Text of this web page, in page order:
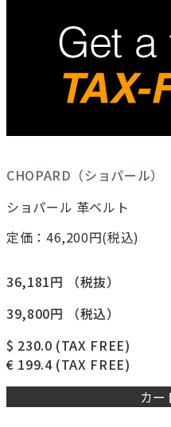
CHOPARD（ショパール）
ショパール 革ベルト
定価：46,200円(税込)
36,181円
（税抜）
39,800円
（税込）
$ 230.0 (TAX FREE)
€ 199.4(TAX FREE)
カー